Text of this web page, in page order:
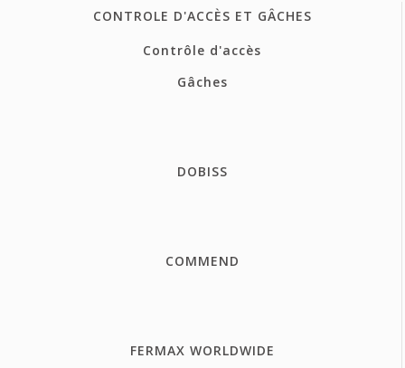
CONTROLE D'ACCÈS ET GÂCHES
Contrôle d'accès
Gâches
DOBISS
COMMEND
FERMAX WORLDWIDE